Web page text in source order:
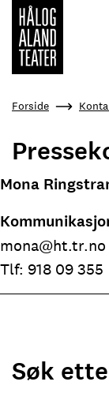
Forside
Mona
mona@ht.tr.no
Tlf: 918 09 355
Søk